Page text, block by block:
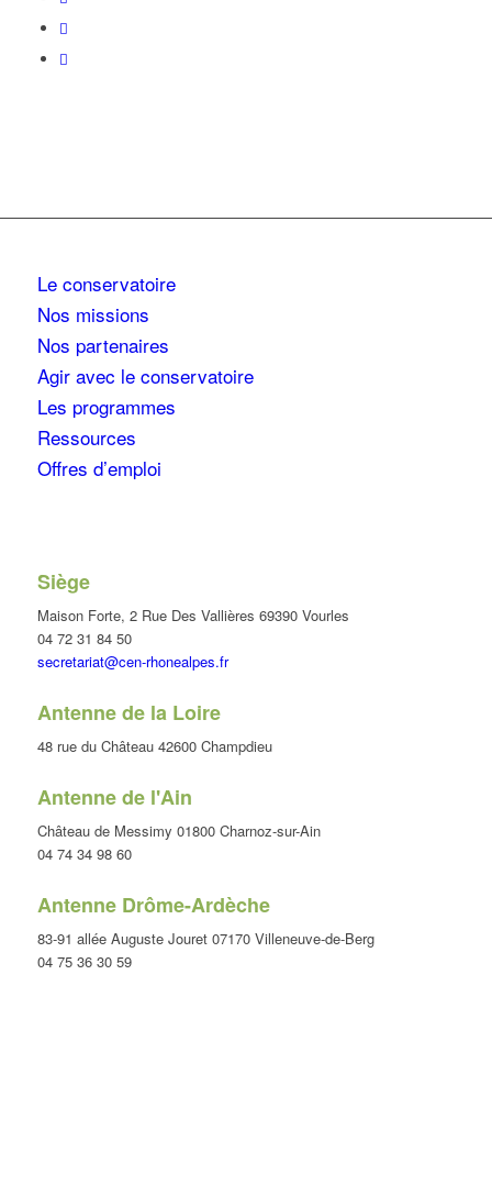
Le conservatoire
Nos missions
Nos partenaires
Agir avec le conservatoire
Les programmes
Ressources
Offres d’emploi
Siège
Maison Forte, 2 Rue Des Vallières 69390 Vourles
04 72 31 84 50
secretariat@cen-rhonealpes.fr
Antenne de la Loire
48 rue du Château 42600 Champdieu
Antenne de l'Ain
Château de Messimy 01800 Charnoz-sur-Ain
04 74 34 98 60
Antenne Drôme-Ardèche
83-91 allée Auguste Jouret 07170 Villeneuve-de-Berg
04 75 36 30 59